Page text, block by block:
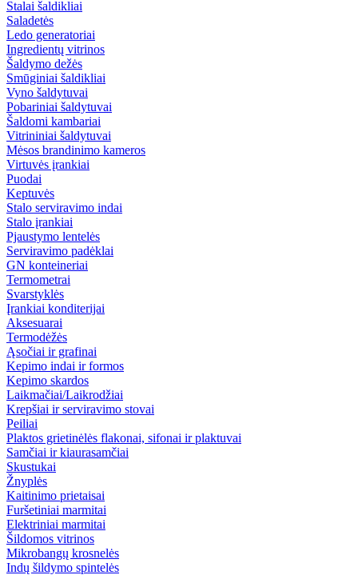
Stalai šaldikliai
Saladetės
Ledo generatoriai
Ingredientų vitrinos
Šaldymo dežės
Smūginiai šaldikliai
Vyno šaldytuvai
Pobariniai šaldytuvai
Šaldomi kambariai
Vitrininiai šaldytuvai
Mėsos brandinimo kameros
Virtuvės įrankiai
Puodai
Keptuvės
Stalo serviravimo indai
Stalo įrankiai
Pjaustymo lentelės
Serviravimo padėklai
GN konteineriai
Termometrai
Svarstyklės
Įrankiai konditerijai
Aksesuarai
Termodėžės
Ąsočiai ir grafinai
Kepimo indai ir formos
Kepimo skardos
Laikmačiai/Laikrodžiai
Krepšiai ir serviravimo stovai
Peiliai
Plaktos grietinėlės flakonai, sifonai ir plaktuvai
Samčiai ir kiaurasamčiai
Skustukai
Žnyplės
Kaitinimo prietaisai
Furšetiniai marmitai
Elektriniai marmitai
Šildomos vitrinos
Mikrobangų krosnelės
Indų šildymo spintelės